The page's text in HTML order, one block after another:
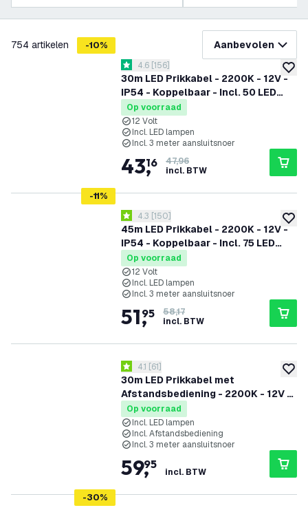
754 artikelen Aanbevolen
-10%
30m LED Prikkabel - 2200K - 12V -
IP54 - Koppelbaar - Incl. 50 LED
Lampen - G40 - Plug & Play
reviews drawer openen
4.6 score sterren
4.6 [156]
Op voorraad
12 Volt
Incl. LED lampen
Incl. 3 meter aansluitsnoer
43,
16
47,96
incl. BTW
-11%
45m LED Prikkabel - 2200K - 12V -
IP54 - Koppelbaar - Incl. 75 LED
Lampen - G40 - Plug & Play
reviews drawer openen
4.3 score sterren
4.3 [150]
Op voorraad
12 Volt
Incl. LED lampen
Incl. 3 meter aansluitsnoer
51,
95
58,17
incl. BTW
30m LED Prikkabel met
Afstandsbediening - 2200K - 12V -
IP54 - Koppelbaar - Incl. 50 LED
Lampen - G40 - Plug & Play
reviews drawer openen
4.1 score sterren
4.1 [61]
Op voorraad
Incl. LED lampen
Incl. Afstandsbediening
Incl. 3 meter aansluitsnoer
59,
95
incl. BTW
-30%
filteren